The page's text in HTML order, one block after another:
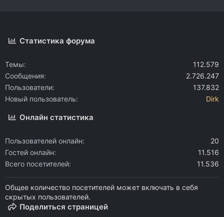
Статистика форума
Темы
112.579
Сообщения
2.726.247
Пользователи
137.832
Новый пользователь
Dirk
Онлайн статистика
Пользователей онлайн
20
Гостей онлайн
11.516
Всего посетителей
11.536
Общее количество посетителей может включать в себя
скрытых пользователей.
Поделиться страницей